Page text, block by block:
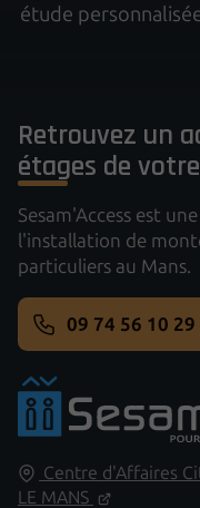
étude
Centre d'Affaires
LE MANS
Retrouvez un
étages de
Sesam'Access est
l'installation de
particuliers au Mans.
09 74 56 10 29